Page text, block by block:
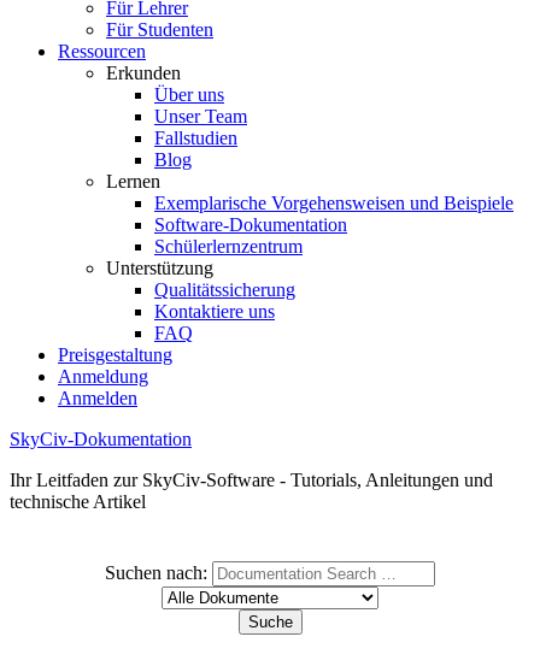
Für Lehrer
Für Studenten
Ressourcen
Erkunden
Über uns
Unser Team
Fallstudien
Blog
Lernen
Exemplarische Vorgehensweisen und Beispiele
Software-Dokumentation
Schülerlernzentrum
Unterstützung
Qualitätssicherung
Kontaktiere uns
FAQ
Preisgestaltung
Anmeldung
Anmelden
SkyCiv-Dokumentation
Ihr Leitfaden zur SkyCiv-Software - Tutorials, Anleitungen und
technische Artikel
Suchen nach: